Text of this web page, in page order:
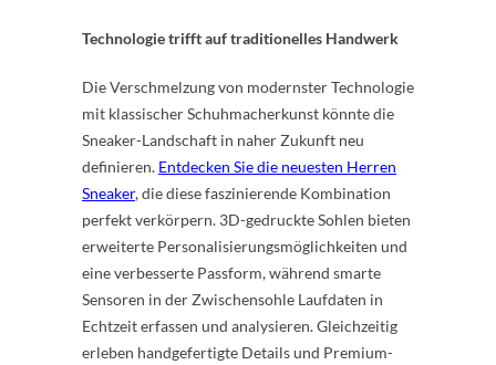
Technologie trifft auf traditionelles Handwerk
Die Verschmelzung von modernster Technologie
mit klassischer Schuhmacherkunst könnte die
Sneaker-Landschaft in naher Zukunft neu
definieren. Entdecken Sie die neuesten Herren
Sneaker, die diese faszinierende Kombination
perfekt verkörpern. 3D-gedruckte Sohlen bieten
erweiterte Personalisierungsmöglichkeiten und
eine verbesserte Passform, während smarte
Sensoren in der Zwischensohle Laufdaten in
Echtzeit erfassen und analysieren. Gleichzeitig
erleben handgefertigte Details und Premium-